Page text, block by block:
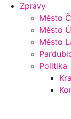
Zprávy
Město
Město
Město
Politika